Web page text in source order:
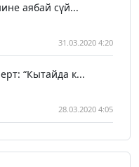
аябай сүй...
31.03.2020 4:20
“Кытайда к...
28.03.2020 4:05